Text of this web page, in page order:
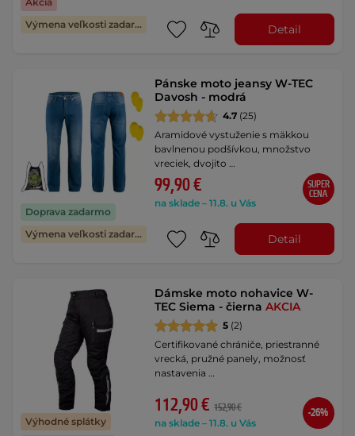
Výmena veľkosti zadarmo
Detail
Doprava zadarmo
Výmena veľkosti zadarmo
Pánske moto jeansy W-TEC
Davosh - modrá
4.7 (25)
Aramidové vystuženie s mäkkou
bavlnenou podšívkou, množstvo
vreciek, dvojito …
99,90 €
na sklade – 11.8. u Vás
SUPER
CENA
Detail
Výhodné splátky
Dámske moto nohavice W-
TEC Siema - čiernaAKCIA
5 (2)
Certifikované chrániče, priestranné
vrecká, pružné panely, možnosť
nastavenia …
112,90 € 152,90 €
na sklade – 11.8. u Vás
-26%